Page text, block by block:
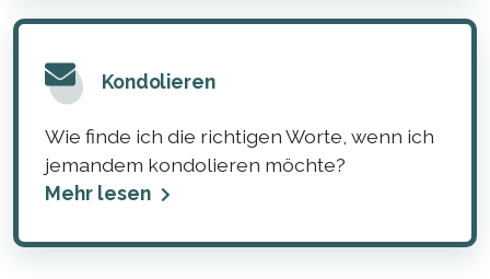
Kondolieren
Wie finde ich die richtigen Worte, wenn ich
jemandem kondolieren möchte?
Mehr lesen